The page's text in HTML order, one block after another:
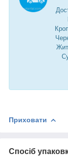
Приховати
Спосіб